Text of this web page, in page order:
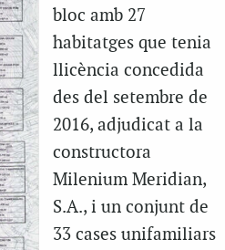
bloc amb 27
habitatges que tenia
llicència concedida
des del setembre de
2016, adjudicat a la
constructora
Milenium Meridian,
S.A., i un conjunt de
33 cases unifamiliars